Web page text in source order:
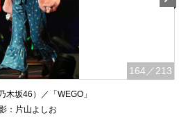
164 ／213
木坂46）／「WEGO」
：片山よしお